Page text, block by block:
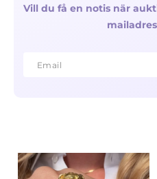
Vill du få en notis när
Email
Email